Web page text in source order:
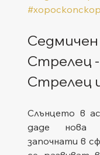
Стрелец
Стрелец
Слънцето в
даде нова
започнати в